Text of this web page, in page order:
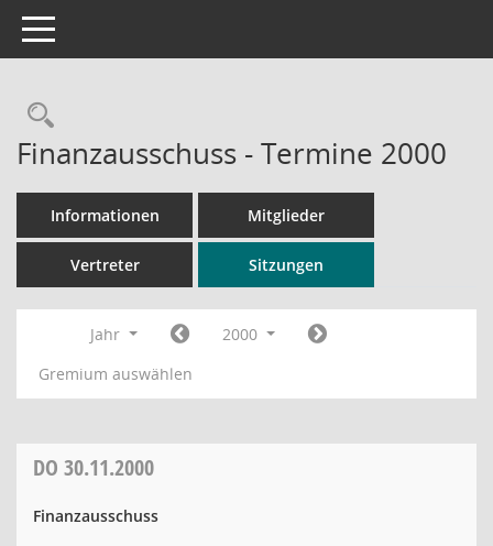
Toggle navigation
Rechercheauswahl
Finanzausschuss - Termine 2000
Informationen Mitglieder
Vertreter Sitzungen
Jahr
2000
Gremium auswählen
DO 30.11.2000
Finanzausschuss